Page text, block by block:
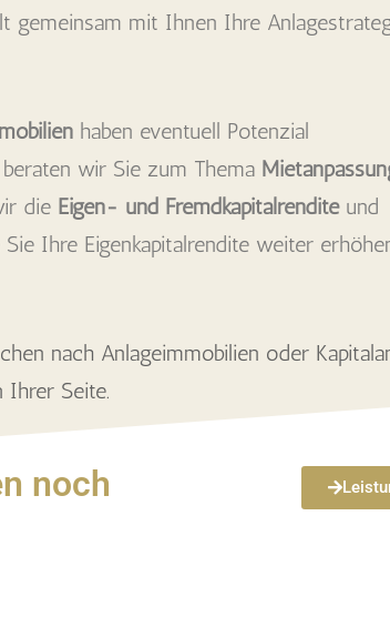
gemeinsam mit Ihnen Ihre
haben eventuell Potenzial
wir Sie zum Thema
die Eigen- und Fremdkapitalrenditeund
Ihre Eigenkapitalrendite weiter
nach Anlageimmobilien oder
Ihrer Seite.
noch